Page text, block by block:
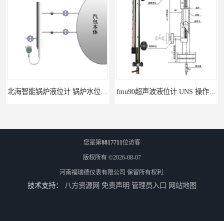
您是第8817711位访客
版权所有 ©2026-08-07
河南福瑞德仪表有限公司 保留所有权利.
技术支持： 八方资源网 免责声明 管理员入口 网站地图